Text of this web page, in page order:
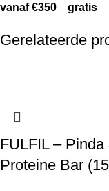
vanaf €350 gratis
Gerelateerde
FULFIL –
Proteine Bar